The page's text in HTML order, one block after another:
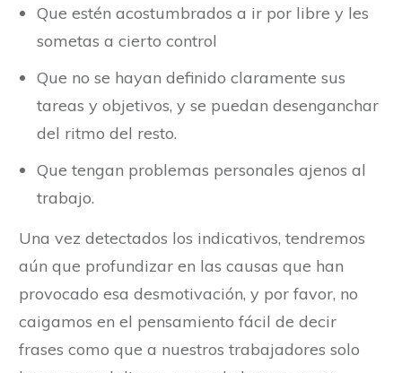
Que estén acostumbrados a ir por libre y les
sometas a cierto control
Que no se hayan definido claramente sus
tareas y objetivos, y se puedan desenganchar
del ritmo del resto.
Que tengan problemas personales ajenos al
trabajo.
Una vez detectados los indicativos, tendremos
aún que profundizar en las causas que han
provocado esa desmotivación, y por favor, no
caigamos en el pensamiento fácil de decir
frases como que a nuestros trabajadores solo